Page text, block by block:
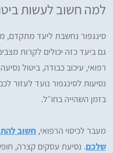
למה חשוב לעשות
סינגפור נחשבת ליעד מתקדם,
גם ביעד כזה יכולים לקרות
רפואי, עיכוב כבודה, ביטול
נסיעות לסינגפור נועד לעזור
בזמן השהייה בחו״ל.
מעבר לכיסוי הרפואי, חשוב
שלכם. נסיעת עסקים קצרה,